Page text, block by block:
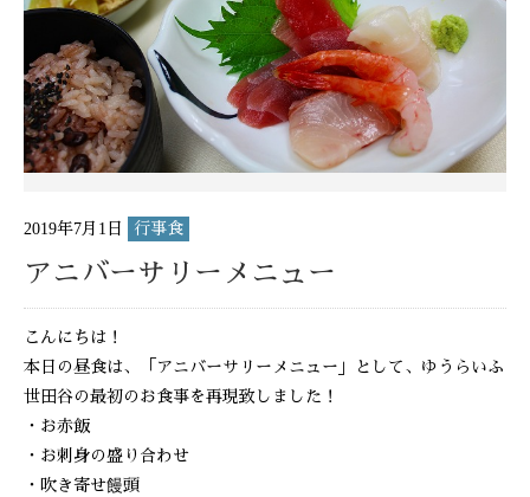
2019年7月1日 行事食
アニバーサリーメニュー
こんにちは！
本日の昼食は、「アニバーサリーメニュー」として、ゆうらいふ
世田谷の最初のお食事を再現致しました！
・お赤飯
・お刺身の盛り合わせ
・吹き寄せ饅頭